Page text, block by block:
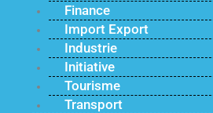
Finance
Import Export
Industrie
Initiative
Tourisme
Transport